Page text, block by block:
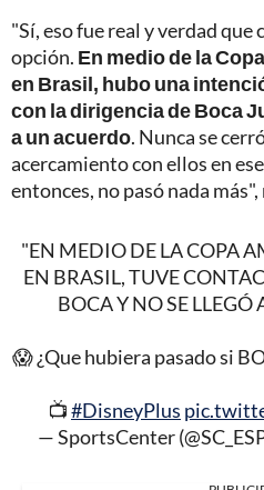
"Sí, eso fue real y verdad que
opción. En medio de la
en Brasil, hubo una
con la dirigencia de Boca
a un acuerdo. Nunca se
acercamiento con ellos en
entonces, no pasó nada
"EN MEDIO DE LA COPA
EN BRASIL, TUVE
BOCA Y NO SE LLEGÓ
😱 ¿Que hubiera pasado si
📺#DisneyPlus
— SportsCenter